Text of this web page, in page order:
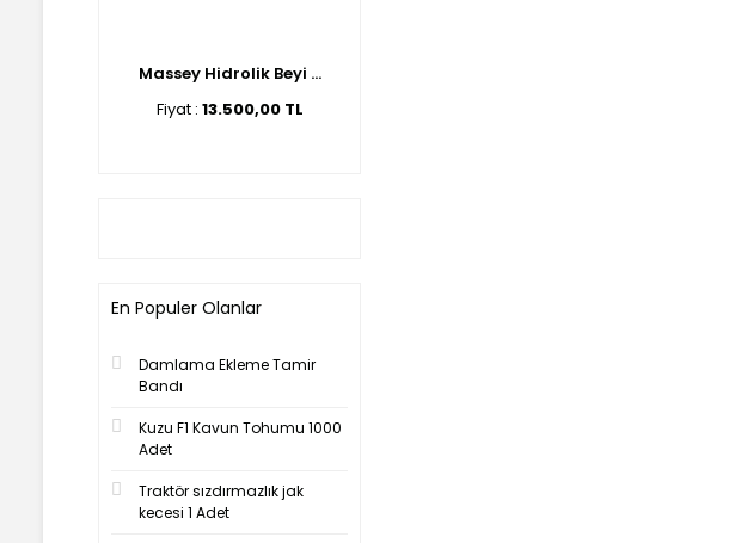
Massey Hidrolik Beyi ...
Fiyat : 13.500,00 TL
En Populer Olanlar
Damlama Ekleme Tamir
Bandı
Kuzu F1 Kavun Tohumu 1000
Adet
Traktör sızdırmazlık jak
kecesi 1 Adet